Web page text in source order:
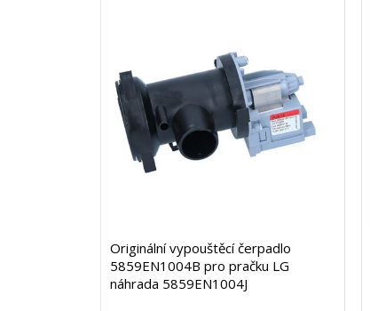
Originální vypouštěcí čerpadlo
5859EN1004B pro pračku LG
náhrada 5859EN1004J